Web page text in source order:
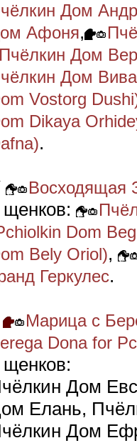
Дом
Афоня,
Пчёлкин Дом
Дом
Vostorg
Dikaya
.
Восходящая
щенков:
Dom
Bely Oriol),
Геркулес.
Марица с
Dona for
щенков:
Дом
Елань,
Дом